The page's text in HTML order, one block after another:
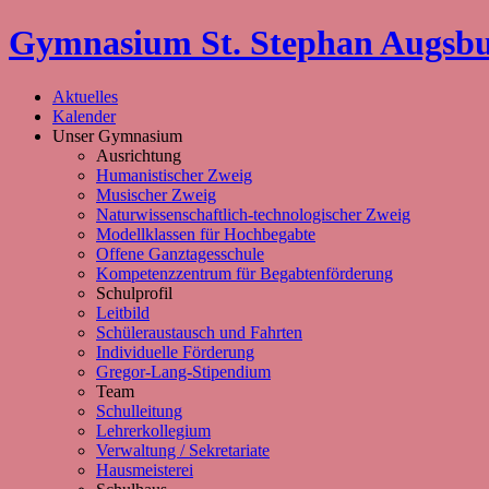
Gymnasium St. Stephan
Aktuelles
Kalender
Unser Gymnasium
Ausrichtung
Humanistischer Zweig
Musischer Zweig
Naturwissenschaftlich-technologischer Zweig
Modellklassen für Hochbegabte
Offene Ganztagesschule
Kompetenzzentrum für Begabtenförderung
Schulprofil
Leitbild
Schüleraustausch und Fahrten
Individuelle Förderung
Gregor-Lang-Stipendium
Team
Schulleitung
Lehrerkollegium
Verwaltung / Sekretariate
Hausmeisterei